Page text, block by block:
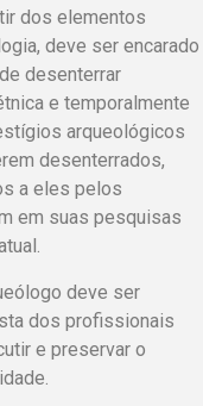
dos elementos
deve ser encarado
desenterrar
e temporalmente
arqueológicos
desenterrados,
a eles pelos
em suas pesquisas
deve ser
dos profissionais
e preservar o